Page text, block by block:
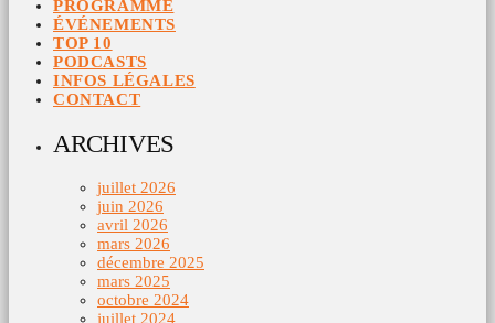
PROGRAMME
ÉVÉNEMENTS
TOP 10
PODCASTS
INFOS LÉGALES
CONTACT
ARCHIVES
juillet 2026
juin 2026
avril 2026
mars 2026
décembre 2025
mars 2025
octobre 2024
juillet 2024